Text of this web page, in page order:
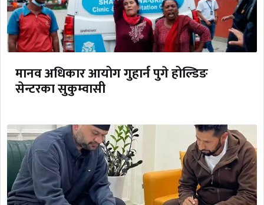
मानव अधिकार आयोग गुहार्न पुगे होल्डिङ
सेन्टरका सुकुम्वासी